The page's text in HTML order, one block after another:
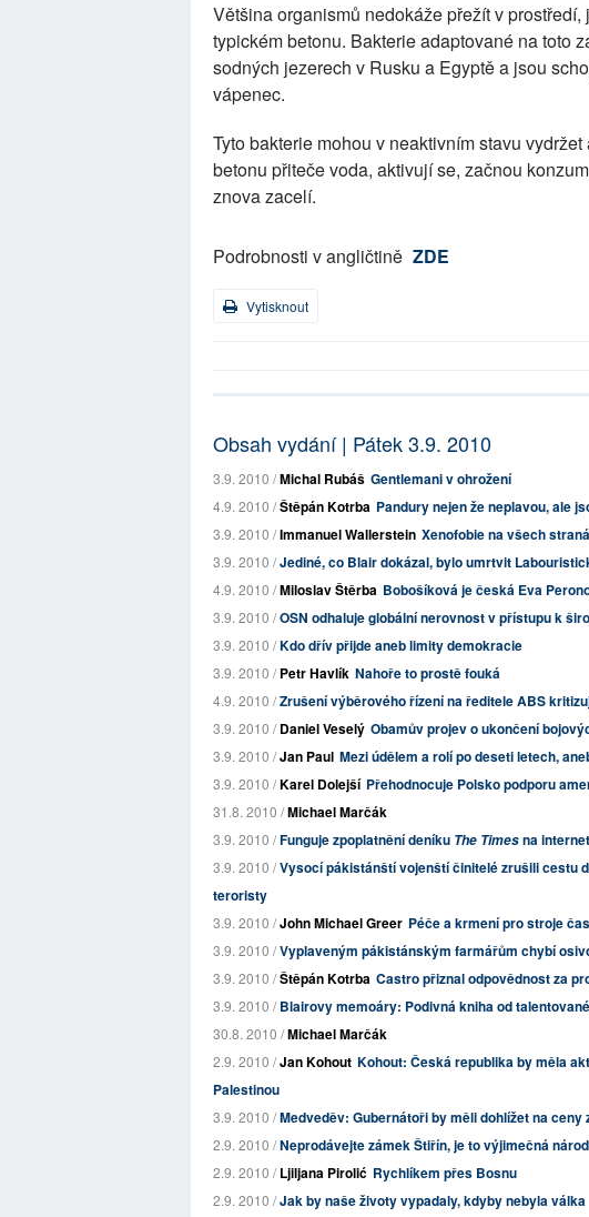
Většina organismů nedokáže přežít v
typickém betonu. Bakterie adaptované na toto
sodných jezerech v Rusku a Egyptě a jsou
vápenec.
Tyto bakterie mohou v neaktivním stavu
betonu přiteče voda, aktivují se, začnou
znova zacelí.
Podrobnosti v angličtině ZDE
Vytisknout
Obsah vydání | Pátek 3.9. 2010
3.9. 2010 /Michal Rubáš Gentlemani v ohrožení
4.9. 2010 /Štěpán Kotrba Pandury nejen že neplavou, ale
3.9. 2010 /Immanuel Wallerstein Xenofobie na všech
3.9. 2010 /Jediné, co Blair dokázal, bylo umrtvit
4.9. 2010 /Miloslav Štěrba Bobošíková je česká Eva
3.9. 2010 /OSN odhaluje globální nerovnost v přístupu k
3.9. 2010 /Kdo dřív přijde aneb limity demokracie
3.9. 2010 /Petr Havlík Nahoře to prostě fouká
4.9. 2010 /Zrušení výběrového řízení na ředitele ABS
3.9. 2010 /Daniel Veselý Obamův projev o ukončení
3.9. 2010 /Jan Paul Mezi údělem a rolí po deseti letech,
3.9. 2010 /Karel Dolejší Přehodnocuje Polsko podporu
31.8. 2010 /Michael Marčák
3.9. 2010 /Funguje zpoplatnění deníku The Timesna
3.9. 2010 /Vysocí pákistánští vojenští činitelé zrušili cestu
teroristy
3.9. 2010 /John Michael Greer Péče a krmení pro stroje
3.9. 2010 /Vyplaveným pákistánským farmářům chybí
3.9. 2010 /Štěpán Kotrba Castro přiznal odpovědnost za
3.9. 2010 /Blairovy memoáry: Podivná kniha od
30.8. 2010 /Michael Marčák
2.9. 2010 /Jan Kohout Kohout: Česká republika by měla
Palestinou
3.9. 2010 /Medveděv: Gubernátoři by měli dohlížet na ceny
2.9. 2010 /Neprodávejte zámek Štiřín, je to výjimečná
2.9. 2010 /Ljiljana Pirolić Rychlíkem přes Bosnu
2.9. 2010 /Jak by naše životy vypadaly, kdyby nebyla válka